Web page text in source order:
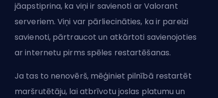
jāapstiprina, ka viņi ir savienoti ar Valorant
serveriem. Viņi var pārliecināties, ka ir pareizi
savienoti, pārtraucot un atkārtoti savienojoties
ar internetu pirms spēles restartēšanas.
Ja tas to nenovērš, mēģiniet pilnībā restartēt
maršrutētāju, lai atbrīvotu joslas platumu un